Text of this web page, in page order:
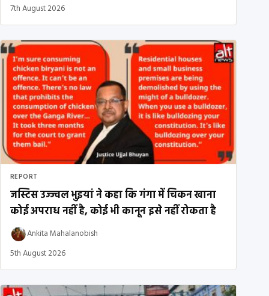
7th August 2026
REPORT
जस्टिस उज्ज्वल भुइयां ने कहा कि गंगा में चिकन खाना
कोई अपराध नहीं है, कोई भी कानून इसे नहीं रोकता है
Ankita Mahalanobish
5th August 2026